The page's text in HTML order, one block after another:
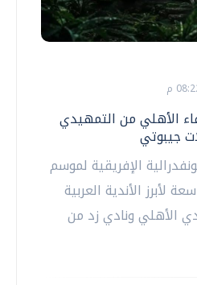
الأهلي من التمهيدي
جيبوتي
الإفريقية لموسم
واسعة لأبرز الأندية العربية
الأهلي ونادي زد من